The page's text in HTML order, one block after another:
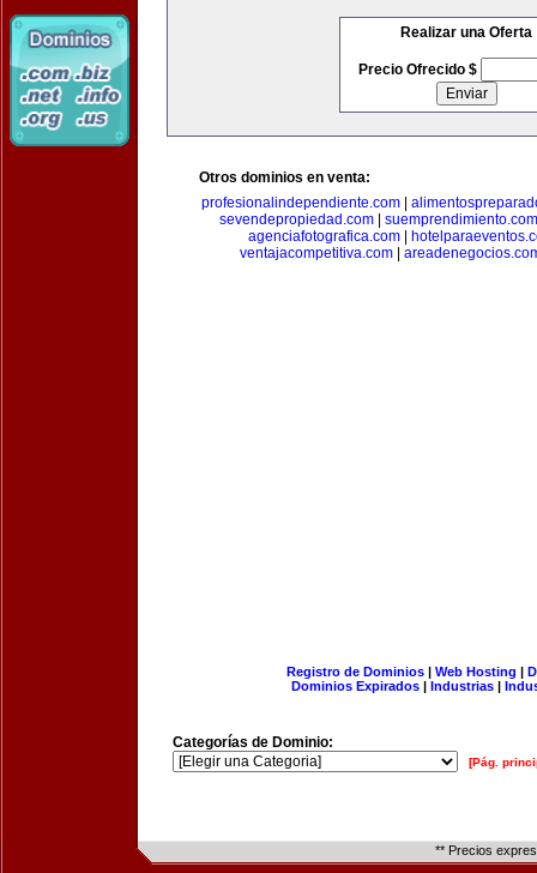
Realizar una Oferta
Precio Ofrecido $
Otros dominios en venta:
profesionalindependiente.com
sevendepropiedad.com| suemprendimiento.com
agenciafotografica.com|
ventajacompetitiva.com
Registro de Dominios| Web Hosting |
Dominios Expirados | Industrias |
Categorías de Dominio:
[Pág.
** Precios